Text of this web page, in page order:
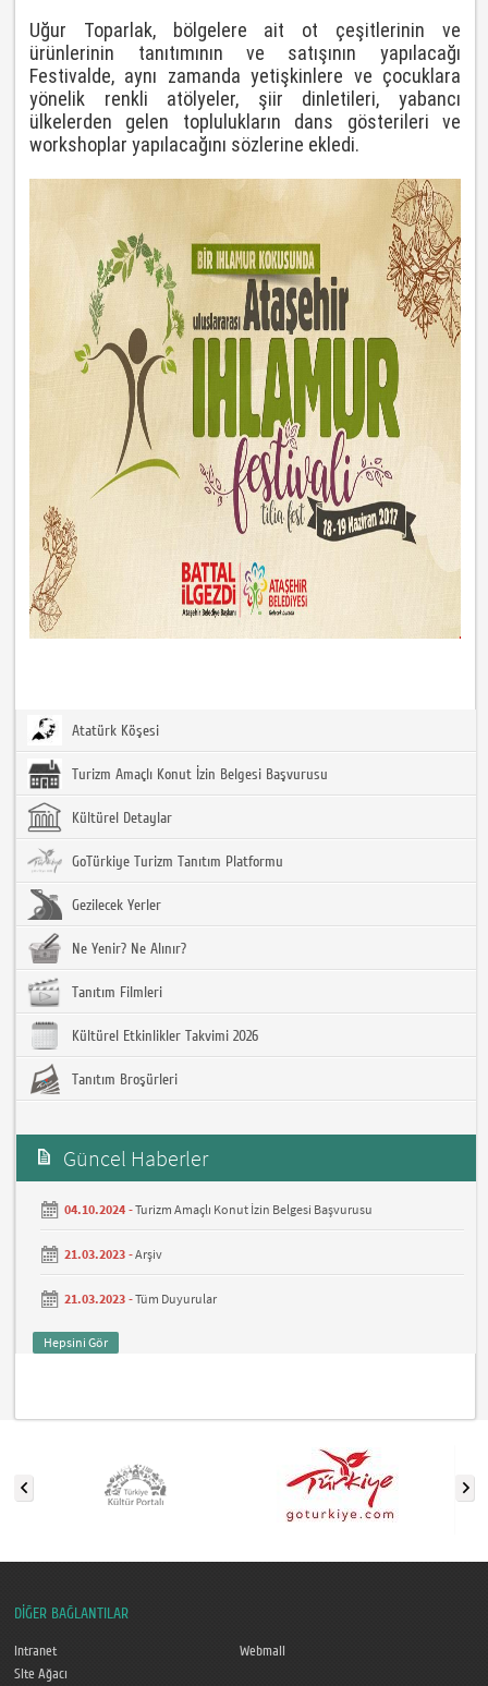
Uğur Toparlak, bölgelere ait ot çeşitlerinin ve
ürünlerinin tanıtımının ve satışının yapılacağı
Festivalde, aynı zamanda yetişkinlere ve çocuklara
yönelik renkli atölyeler, şiir dinletileri, yabancı
ülkelerden gelen toplulukların dans gösterileri ve
workshoplar yapılacağını sözlerine ekledi.
Atatürk Köşesi
Turizm Amaçlı Konut İzin Belgesi Başvurusu
Kültürel Detaylar
GoTürkiye Turizm Tanıtım Platformu
Gezilecek Yerler
Ne Yenir? Ne Alınır?
Tanıtım Filmleri
Kültürel Etkinlikler Takvimi 2026
Tanıtım Broşürleri
Güncel Haberler
04.10.2024 -Turizm Amaçlı Konut İzin Belgesi Başvurusu
21.03.2023 -Arşiv
21.03.2023 -Tüm Duyurular
Hepsini Gör
DİĞER BAĞLANTILAR
Intranet
Webmail
Site Ağacı